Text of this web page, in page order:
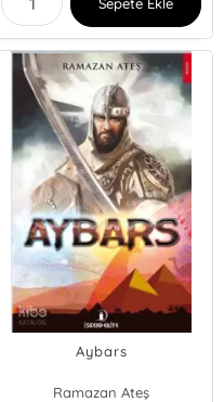
Aybars
Ramazan Ateş